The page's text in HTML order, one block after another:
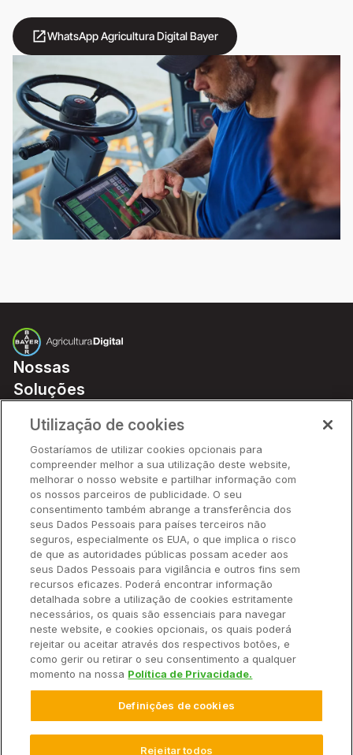
WhatsApp Agricultura Digital Bayer
open_in_new
Nossas
Soluções
Parceiros
Hardware
Ajuda Rápida
Recursos
Empresa
Contato
© 2025 Climate LLC. Todos os direitos reservados.
Declaração de Privacidade Perguntas e Respostas
Isenção de Responsabilidade
Utilização de cookies
Gostaríamos de utilizar cookies opcionais para
compreender melhor a sua utilização deste website,
melhorar o nosso website e partilhar informação com
os nossos parceiros de publicidade. O seu
consentimento também abrange a transferência dos
seus Dados Pessoais para países terceiros não
seguros, especialmente os EUA, o que implica o risco
de que as autoridades públicas possam aceder aos
seus Dados Pessoais para vigilância e outros fins sem
recursos eficazes. Poderá encontrar informação
detalhada sobre a utilização de cookies estritamente
necessários, os quais são essenciais para navegar
neste website, e cookies opcionais, os quais poderá
rejeitar ou aceitar através dos respectivos botões, e
como gerir ou retirar o seu consentimento a qualquer
momento na nossa Política de Privacidade.
Definições de cookies
Rejeitar todos